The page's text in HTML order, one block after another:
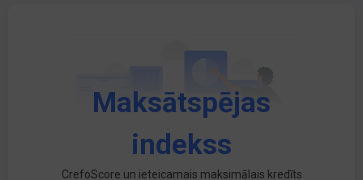
Maksātspējas
indekss
CrefoScore un ieteicamais maksimālais kredīts